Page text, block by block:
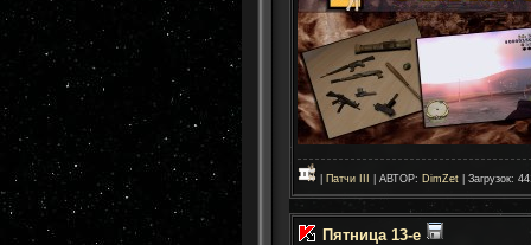
Патчи III | АВТОР: DimZet | Загрузок:
Пятница 13-е